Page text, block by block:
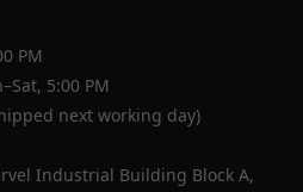
PM
5:00 PM
next working day)
Industrial Building Block A,